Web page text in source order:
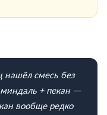
нашёл смесь без
+ пекан —
вообще редко